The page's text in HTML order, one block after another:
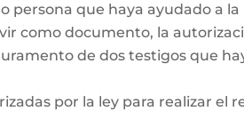
persona que haya ayudado a
como documento, la
de dos testigos que
por la ley para realizar el